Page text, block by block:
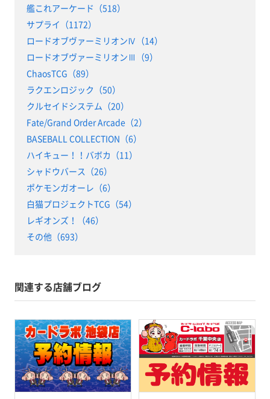
艦これアーケード（518）
サプライ（1172）
ロードオブヴァーミリオンⅣ（14）
ロードオブヴァーミリオンⅢ（9）
ChaosTCG（89）
ラクエンロジック（50）
クルセイドシステム（20）
Fate/Grand Order Arcade（2）
BASEBALL COLLECTION（6）
ハイキュー！！バボカ（11）
シャドウバース（26）
ポケモンガオーレ（6）
白猫プロジェクトTCG（54）
レギオンズ！（46）
その他（693）
関連する店舗ブログ